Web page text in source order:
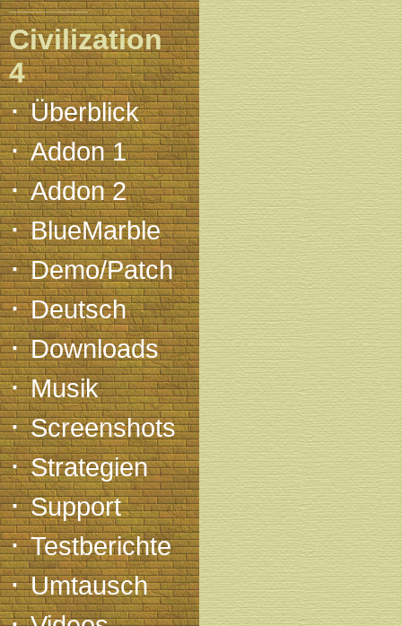
Civilization
4
·Überblick
·Addon 1
·Addon 2
·BlueMarble
·Demo/Patch
·Deutsch
·Downloads
·Musik
·Screenshots
·Strategien
·Support
·Testberichte
·Umtausch